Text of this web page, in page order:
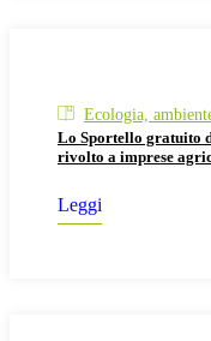
Ecologia,
Lo Sportello gratuito
rivolto a imprese
Leggi